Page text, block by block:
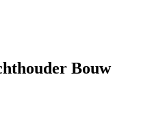
Bouw